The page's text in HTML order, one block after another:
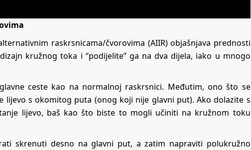
raskrsnicama/čvorovima (AIIR) objašnjava prednosti
kružnog toka i “podijelite” ga na dva dijela, iako u mnogo
ceste kao na normalnoj raskrsnici. Međutim, ono što se
s okomitog puta (onog koji nije glavni put). Ako dolazite s
lijevo, baš kao što biste to mogli učiniti na kružnom toku
skrenuti desno na glavni put, a zatim napraviti polukružno